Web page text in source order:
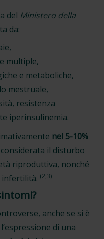
del Ministero della
da:
multiple,
e metaboliche,
mestruale,
resistenza
iperinsulinemia.
nel 5-10%
considerata il disturbo
riproduttiva, nonché
infertilità. (2,3)
anche se si è
di una